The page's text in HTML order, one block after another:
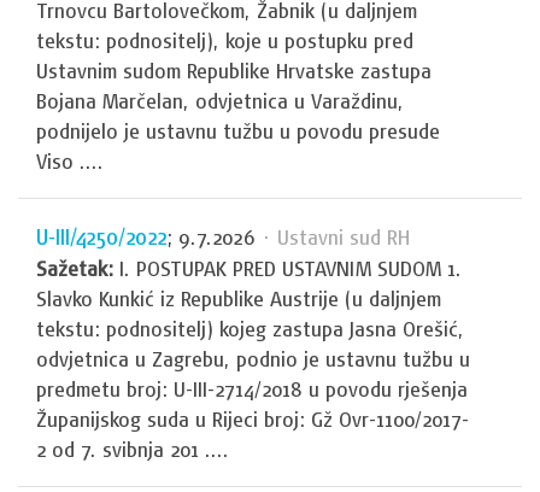
Trnovcu Bartolovečkom, Žabnik (u daljnjem
tekstu: podnositelj), koje u postupku pred
Ustavnim sudom Republike Hrvatske zastupa
Bojana Marčelan, odvjetnica u Varaždinu,
podnijelo je ustavnu tužbu u povodu presude
Viso ....
U-III/4250/2022; 9.7.2026 · Ustavni sud RH
Sažetak: I. POSTUPAK PRED USTAVNIM SUDOM 1.
Slavko Kunkić iz Republike Austrije (u daljnjem
tekstu: podnositelj) kojeg zastupa Jasna Orešić,
odvjetnica u Zagrebu, podnio je ustavnu tužbu u
predmetu broj: U-III-2714/2018 u povodu rješenja
Županijskog suda u Rijeci broj: Gž Ovr-1100/2017-
2 od 7. svibnja 201 ....